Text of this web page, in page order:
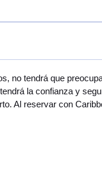
no tendrá que
la confianza y
Al reservar con